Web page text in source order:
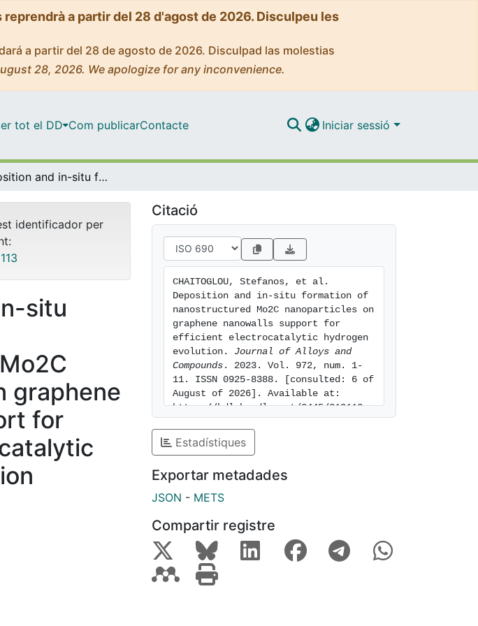
a partir del 28 d'agost de 2026. Disculpeu les
a partir del 28 de agosto de 2026. Disculpad las molestias
28, 2026. We apologize for any inconvenience.
tot el DD Com publicarContacte Iniciar sessió
Deposition and in-situ formation of nanostructured Mo2C nanoparticles on graphene nanowalls support for efficient electrocatalytic hydrogen evolution
identificador per
situ
graphene
for
Citació
CHAITOGLOU, Stefanos, et al.
Deposition and in-situ formation of
nanostructured Mo2C nanoparticles on
graphene nanowalls support for
efficient electrocatalytic hydrogen
evolution. Journal of Alloys and
Compounds . 2023. Vol. 972, num. 1-
11. ISSN 0925-8388. [consulted: 6 of
August of 2026]. Available at:
https://hdl.handle.net/2445/219113
Estadístiques
Exportar metadades
JSON - METS
Compartir registre